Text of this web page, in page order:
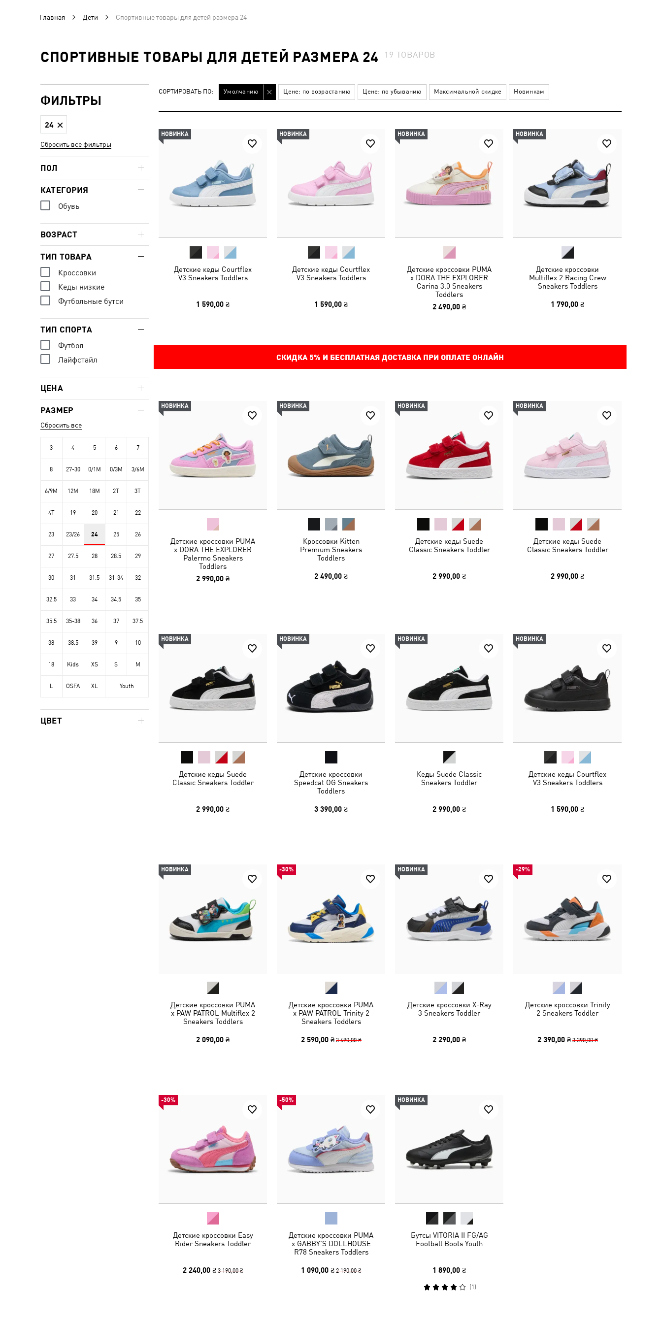
Главная Дети Спортивные товары для детей размера 24
СПОРТИВНЫЕ ТОВАРЫ ДЛЯ ДЕТЕЙ РАЗМЕРА 24 19 ТОВАРОВ
СОРТИРОВАТЬ ПО: Умолчанию Цене: по возрастанию Цене: по убыванию Максимальной скидке Новинкам
НОВИНКА
Детские кеды Courtflex
V3 Sneakers Toddlers
1 590,00 ₴
НОВИНКА
Детские кеды Courtflex
V3 Sneakers Toddlers
1 590,00 ₴
НОВИНКА
Детские кроссовки PUMA
x DORA THE EXPLORER
Carina 3.0 Sneakers
Toddlers
2 490,00 ₴
НОВИНКА
Детские кроссовки
Multiflex 2 Racing Crew
Sneakers Toddlers
1 790,00 ₴
СКИДКА 5% И БЕСПЛАТНАЯ ДОСТАВКА ПРИ ОПЛАТЕ ОНЛАЙН
НОВИНКА
Детские кроссовки PUMA
x DORA THE EXPLORER
Palermo Sneakers
Toddlers
2 990,00 ₴
НОВИНКА
Кроссовки Kitten
Premium Sneakers
Toddlers
2 490,00 ₴
НОВИНКА
Детские кеды Suede
Classic Sneakers Toddler
2 990,00 ₴
НОВИНКА
Детские кеды Suede
Classic Sneakers Toddler
2 990,00 ₴
НОВИНКА
Детские кеды Suede
Classic Sneakers Toddler
2 990,00 ₴
НОВИНКА
Детские кроссовки
Speedcat OG Sneakers
Toddlers
3 390,00 ₴
НОВИНКА
Кеды Suede Classic
Sneakers Toddler
2 990,00 ₴
НОВИНКА
Детские кеды Courtflex
V3 Sneakers Toddlers
1 590,00 ₴
НОВИНКА
Детские кроссовки PUMA
x PAW PATROL Multiflex 2
Sneakers Toddlers
2 090,00 ₴
-30%
Детские кроссовки PUMA
x PAW PATROL Trinity 2
Sneakers Toddlers
2 590,00 ₴ 3 690,00 ₴
НОВИНКА
Детские кроссовки X-Ray
3 Sneakers Toddler
2 290,00 ₴
-29%
Детские кроссовки Trinity
2 Sneakers Toddler
2 390,00 ₴ 3 390,00 ₴
-30%
Детские кроссовки Easy
Rider Sneakers Toddler
2 240,00 ₴ 3 190,00 ₴
-50%
Детские кроссовки PUMA
x GABBY'S DOLLHOUSE
R78 Sneakers Toddlers
1 090,00 ₴ 2 190,00 ₴
НОВИНКА
Бутсы VITORIA II FG/AG
Football Boots Youth
1 890,00 ₴
(1 )
ФИЛЬТРЫ
24
Сбросить все фильтры
ПОЛ
КАТЕГОРИЯ
Обувь
ВОЗРАСТ
ТИП ТОВАРА
Кроссовки
Кеды низкие
Футбольные бутси
ТИП СПОРТА
Футбол
Лайфстайл
ЦЕНА
РАЗМЕР
Сбросить все
3 4 5 6 7
8 27-30 0/1M 0/3M 3/6M
6/9M 12M 18M 2T 3T
4T 19 20 21 22
23 23/26 24 25 26
27 27.5 28 28.5 29
30 31 31.5 31-34 32
32.5 33 34 34.5 35
35.5 35-38 36 37 37.5
38 38.5 39 9 10
18 Kids XS S M
L OSFA XL Youth
ЦВЕТ